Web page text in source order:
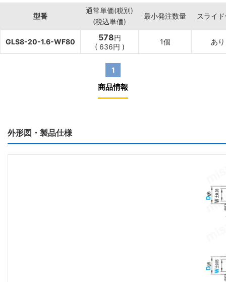
型番
通常単価(税別)
(税込単価)
最小発注数量 スライ
GLS8-20-1.6-WF80 578円
( 636円 )
1個 あり
1
商品情報
外形図・製品仕様